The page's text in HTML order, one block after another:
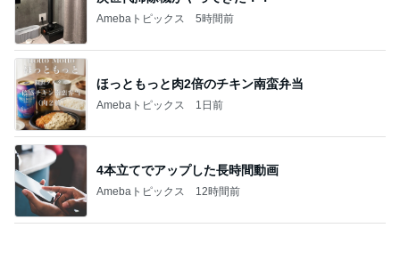
Amebaトピックス 5時間前
ほっともっと肉2倍のチキン南蛮弁当
Amebaトピックス 1日前
4本立てでアップした長時間動画
Amebaトピックス 12時間前